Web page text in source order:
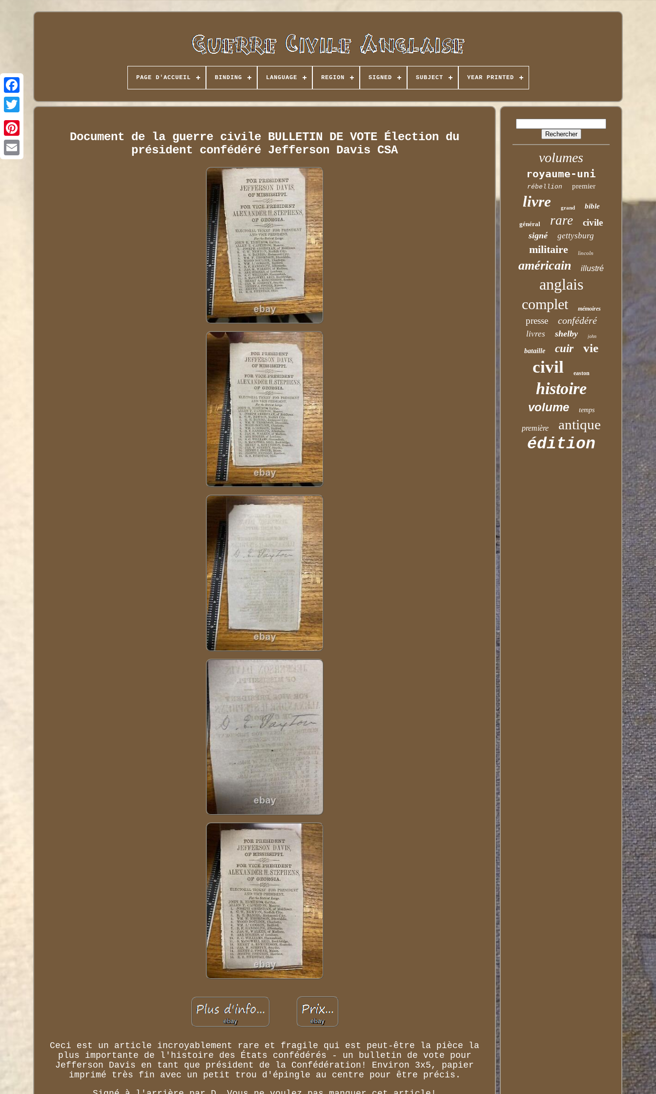
PAGE D'ACCUEIL BINDING LANGUAGE REGION SIGNED SUBJECT YEAR PRINTED
Document de la guerre civile BULLETIN DE VOTE Élection du
président confédéré Jefferson Davis CSA
Ceci est un article incroyablement rare et fragile qui est peut-être la pièce la
plus importante de l'histoire des États confédérés - un bulletin de vote pour
Jefferson Davis en tant que président de la Confédération! Environ 3x5, papier
imprimé très fin avec un petit trou d'épingle au centre pour être précis.
volumes
royaume-uni
rébellion premier
livre grand bible
général rare civile
signé gettysburg
militaire lincoln
américain illustré
anglais
complet mémoires
presse confédéré
livres shelby john
bataille cuir vie
civil easton
histoire
volume temps
première antique
édition